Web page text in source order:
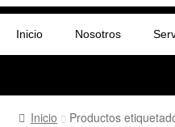
Inicio Nosotros
Inicio
Productos